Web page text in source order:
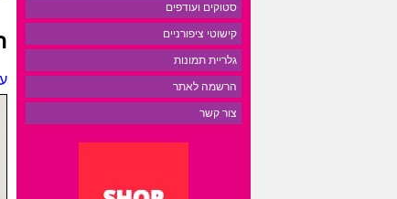
סטוקים ועודפים
קישוטי ציפורניים
גלריית תמונות
הרשמה לאתר
צור קשר